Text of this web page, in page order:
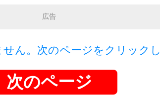
広告
ん。次のページをクリック
次のページ